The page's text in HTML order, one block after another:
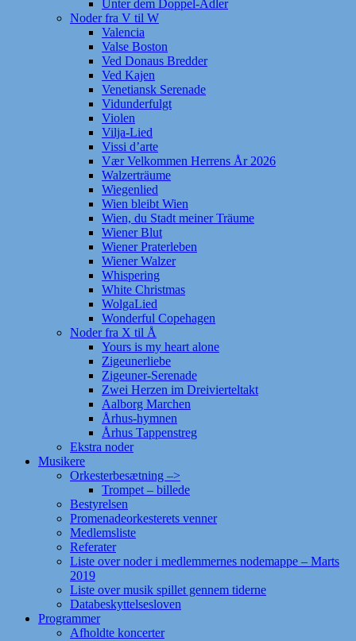
Unter dem Doppel-Adler
Noder fra V til W
Valencia
Valse Boston
Ved Donaus Bredder
Ved Kajen
Venetiansk Serenade
Vidunderfulgt
Violen
Vilja-Lied
Vissi d’arte
Vær Velkommen Herrens År 2026
Walzerträume
Wiegenlied
Wien bleibt Wien
Wien, du Stadt meiner Träume
Wiener Blut
Wiener Praterleben
Wiener Walzer
Whispering
White Christmas
WolgaLied
Wonderful Copehagen
Noder fra X til Å
Yours is my heart alone
Zigeunerliebe
Zigeuner-Serenade
Zwei Herzen im Dreivierteltakt
Aalborg Marchen
Århus-hymnen
Århus Tappenstreg
Ekstra noder
Musikere
Orkesterbesætning –>
Trompet – billede
Bestyrelsen
Promenadeorkesterets venner
Medlemsliste
Referater
Liste over noder i medlemmernes nodemappe – Marts
2019
Liste over musik spillet gennem tiderne
Databeskyttelsesloven
Programmer
Afholdte koncerter